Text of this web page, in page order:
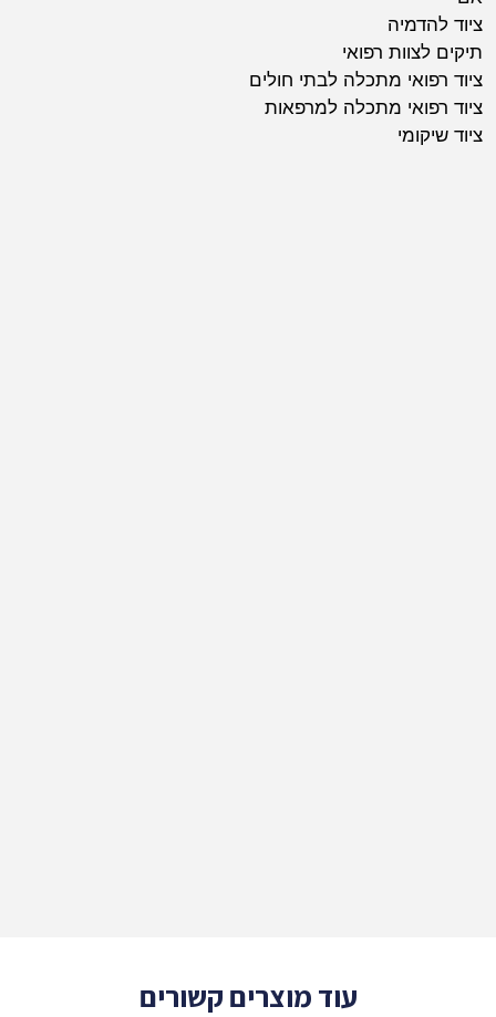
ציוד להדמיה
תיקים לצוות רפואי
ציוד רפואי מתכלה לבתי חולים
ציוד רפואי מתכלה למרפאות
ציוד שיקומי
עוד מוצרים קשורים